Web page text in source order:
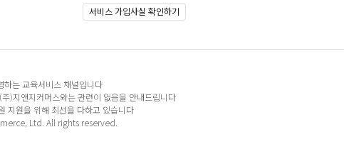
서비스 가입사실 확인하기
하는 교육서비스 채널입니다
)지앤지커머스와는 관련이 없음을 안내드립니다
지원을 위해 최선을 다하고 있습니다
Ltd. All rights reserved.